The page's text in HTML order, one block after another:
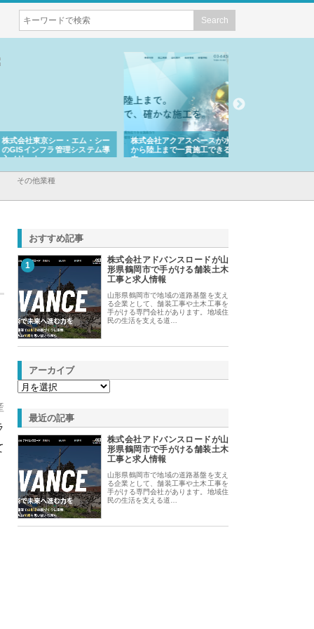
会社東京シー・エム・シー
インフラ管理システム導
ット
株式会社アクアスペースが水中
から陸上まで一貫施工できる理
由
その他業種
おすすめ記事
1
株式会社アドバンスロードが山
形県鶴岡市で手がける舗装土木
工事と求人情報
山形県鶴岡市で地域の道路基盤を支え
る企業として、舗装工事や土木工事を
手がける専門会社があります。地域住
民の生活を支える道…
アーカイブ
最近の記事
株式会社アドバンスロードが山
形県鶴岡市で手がける舗装土木
工事と求人情報
山形県鶴岡市で地域の道路基盤を支え
る企業として、舗装工事や土木工事を
手がける専門会社があります。地域住
民の生活を支える道…